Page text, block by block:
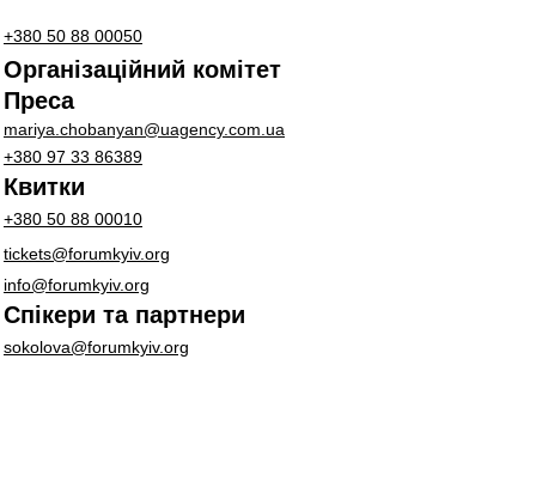
+380 50 88 00050
Організаційний комітет
Преса
mariya.chobanyan@uagency.com.ua
+380 97 33 86389
Квитки
+380 50 88 00010
tickets@forumkyiv.org
info@forumkyiv.org
Спікери та партнери
sokolova@forumkyiv.org